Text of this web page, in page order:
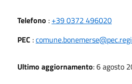
Telefono : +39 0372 496020
PEC :
Ultimo aggiornamento: 6 agosto